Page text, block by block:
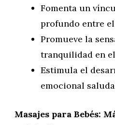
Fomenta un
profundo entre el
Promueve la
tranquilidad en el
Estimula el
emocional
Masajes para Bebés: